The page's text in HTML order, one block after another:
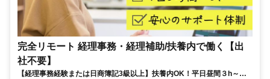
完全リモート 経理事務・経理補助/扶養内で働く【出
社不要】
【経理事務経験または日商簿記3級以上】扶養内OK！平日昼間３h～。